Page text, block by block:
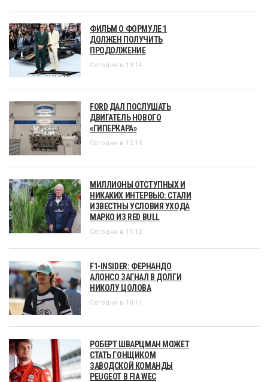
ФИЛЬМ О ФОРМУЛЕ 1
ДОЛЖЕН ПОЛУЧИТЬ
ПРОДОЛЖЕНИЕ
Сегодня в 13:14
FORD ДАЛ ПОСЛУШАТЬ
ДВИГАТЕЛЬ НОВОГО
«ГИПЕРКАРА»
Сегодня в 12:13
МИЛЛИОНЫ ОТСТУПНЫХ И
НИКАКИХ ИНТЕРВЬЮ: СТАЛИ
ИЗВЕСТНЫ УСЛОВИЯ УХОДА
МАРКО ИЗ RED BULL
Сегодня в 11:12
F1-INSIDER: ФЕРНАНДО
АЛОНСО ЗАГНАЛ В ДОЛГИ
НИКОЛУ ЦОЛОВА
Сегодня в 10:11
РОБЕРТ ШВАРЦМАН МОЖЕТ
СТАТЬ ГОНЩИКОМ
ЗАВОДСКОЙ КОМАНДЫ
PEUGEOT В FIA WEC